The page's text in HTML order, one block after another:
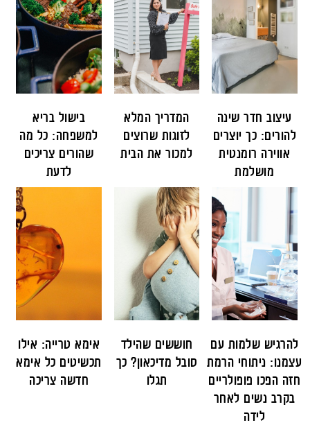
עיצוב חדר שינה
להורים: כך יוצרים
אווירה רומנטית
מושלמת
המדריך המלא
לזוגות שרוצים
למכור את הבית
בישול בריא
למשפחה: כל מה
שהורים צריכים
לדעת
להרגיש שלמות עם
עצמנו: ניתוחי הרמת
חזה הפכו פופולריים
בקרב נשים לאחר
לידה
חוששים שהילד
סובל מדיכאון? כך
תגלו
אימא טרייה: אילו
תכשיטים כל אימא
חדשה צריכה